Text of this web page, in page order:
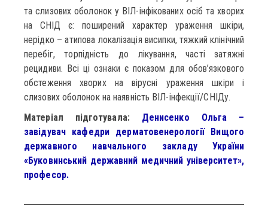
та слизових оболонок у ВІЛ-інфікованих осіб та хворих
на СНІД є: поширений характер ураження шкіри,
нерідко – атипова локалізація висипки, тяжкий клінічний
перебіг, торпідність до лікування, часті затяжні
рецидиви. Всі ці ознаки є показом для обов’язкового
обстеження хворих на вірусні ураження шкіри і
слизових оболонок на наявність ВІЛ-інфекції/СНІДу.
Матеріал підготувала: Денисенко Ольга –
завідувач кафедри дерматовенерології Вищого
державного навчального закладу України
«Буковинський державний медичний університет»,
професор.